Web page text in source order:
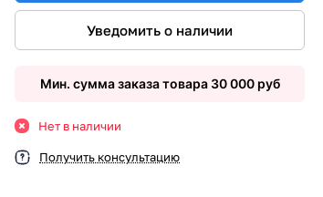
Уведомить о наличии
Мин. сумма заказа товара 30 000 руб
Нет в наличии
Получить консультацию